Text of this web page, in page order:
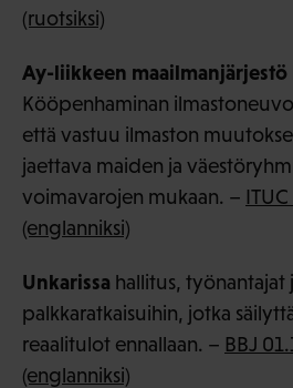
(ruotsiksi)
Ay-liikkeen maailmanjärjestö
Kööpenhaminan
että vastuu ilmaston
jaettava maiden ja
voimavarojen mukaan. –
(englanniksi)
Unkarissa hallitus,
palkkaratkaisuihin, jotka
reaalitulot ennallaan. – BBJ
(englanniksi)